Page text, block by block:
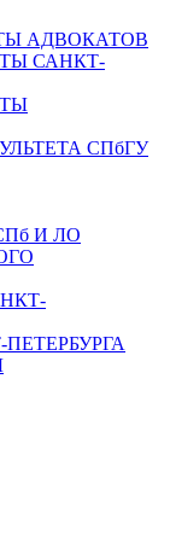
АДВОКАТОВ
САНКТ-
СПбГУ
И ЛО